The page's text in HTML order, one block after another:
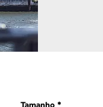
Tamanho *